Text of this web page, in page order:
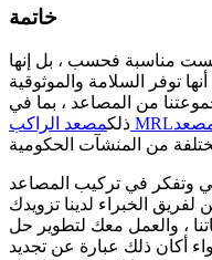
خاتمة
مناسبة فحسب ، بل إنها
توفر السلامة والموثوقية
من المصاعد ، بما في
ذلك مصعد الراكب MRL
وتفكر في تركيب المصاعد
الخبراء لدينا تزويدك
، والعمل معك لتطوير حل
أكان ذلك عبارة عن تجديد